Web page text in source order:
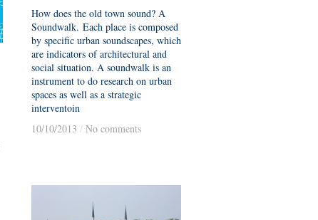
How does the old town sound? A
Soundwalk. Each place is composed
by specific urban soundscapes, which
are indicators of architectural and
social situation. A soundwalk is an
instrument to do research on urban
spaces as well as a strategic
interventoin
10/10/2013 / No comments
10/10/2013 / No comments